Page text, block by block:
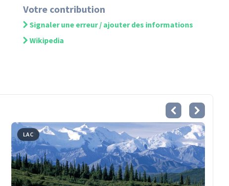
Votre contribution
Signaler une erreur / ajouter des informations
Wikipedia
LAC